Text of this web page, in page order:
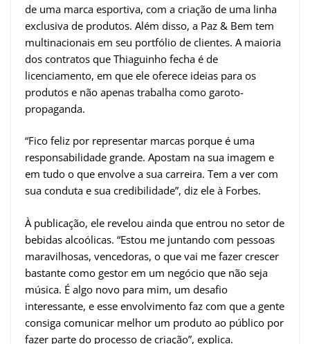
de uma marca esportiva, com a criação de uma linha
exclusiva de produtos. Além disso, a Paz & Bem tem
multinacionais em seu portfólio de clientes. A maioria
dos contratos que Thiaguinho fecha é de
licenciamento, em que ele oferece ideias para os
produtos e não apenas trabalha como garoto-
propaganda.
“Fico feliz por representar marcas porque é uma
responsabilidade grande. Apostam na sua imagem e
em tudo o que envolve a sua carreira. Tem a ver com
sua conduta e sua credibilidade”, diz ele à Forbes.
À publicação, ele revelou ainda que entrou no setor de
bebidas alcoólicas. “Estou me juntando com pessoas
maravilhosas, vencedoras, o que vai me fazer crescer
bastante como gestor em um negócio que não seja
música. É algo novo para mim, um desafio
interessante, e esse envolvimento faz com que a gente
consiga comunicar melhor um produto ao público por
fazer parte do processo de criação”, explica.